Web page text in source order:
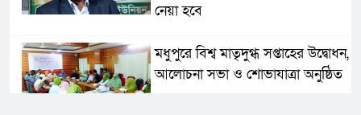
নেয়া হবে
মধুপুরে বিশ্ব মাতৃদুগ্ধ সপ্তাহের উদ্বোধন,
আলোচনা সভা ও শোভাযাত্রা অনুষ্ঠিত